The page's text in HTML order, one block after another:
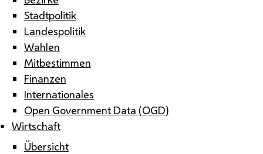
Stadtpolitik
Landespolitik
Wahlen
Mitbestimmen
Finanzen
Internationales
Open Government Data (OGD)
Wirtschaft
Übersicht